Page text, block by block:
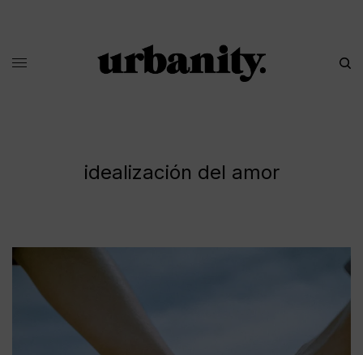
idealización del amor